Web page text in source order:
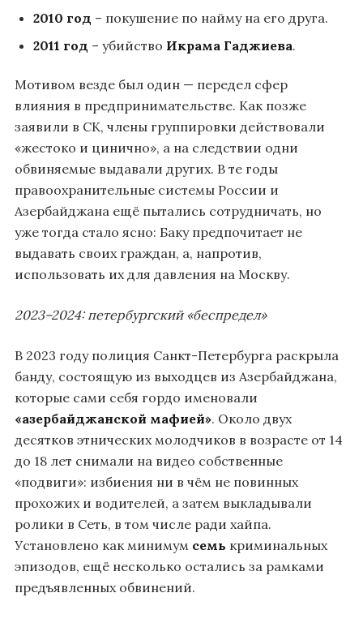
2010 год – покушение по найму на его друга.
2011 год – убийство Икрама Гаджиева.
Мотивом везде был один — передел сфер
влияния в предпринимательстве. Как позже
заявили в СК, члены группировки действовали
«жестоко и цинично», а на следствии одни
обвиняемые выдавали других. В те годы
правоохранительные системы России и
Азербайджана ещё пытались сотрудничать, но
уже тогда стало ясно: Баку предпочитает не
выдавать своих граждан, а, напротив,
использовать их для давления на Москву.
2023–2024: петербургский «беспредел»
В 2023 году полиция Санкт-Петербурга раскрыла
банду, состоящую из выходцев из Азербайджана,
которые сами себя гордо именовали
«азербайджанской мафией». Около двух
десятков этнических молодчиков в возрасте от 14
до 18 лет снимали на видео собственные
«подвиги»: избиения ни в чём не повинных
прохожих и водителей, а затем выкладывали
ролики в Сеть, в том числе ради хайпа.
Установлено как минимум семь криминальных
эпизодов, ещё несколько остались за рамками
предъявленных обвинений.